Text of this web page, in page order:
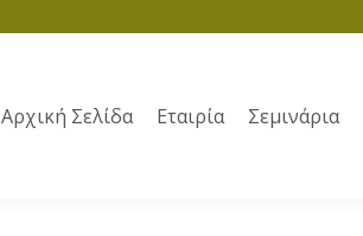
Αρχική Σελίδα Εταιρία Σεμινάρια